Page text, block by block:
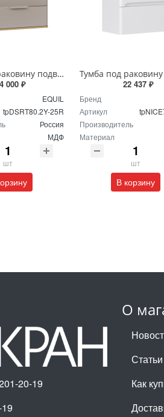
Тумба под раковину подвесная EQUIL Десерт 80.2Я/Desert 80.2Y с ручками в цвет амарок tpDSRT80.2Y-25R амарок/дуб
000 ₽
EQUIL
tpDSRT80.2Y-25R
Россия
МДФ
шт
22 437 ₽
Бренд
Артикул
Производитель
Материал
шт
В корзину
О
Статьи
Как
20-19